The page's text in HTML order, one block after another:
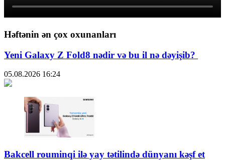
Həftənin ən çox oxunanları
Yeni Galaxy Z Fold8 nədir və bu il nə dəyişib?
05.08.2026 16:24
Bakcell rouminqi ilə yay tətilində dünyanı kəşf et